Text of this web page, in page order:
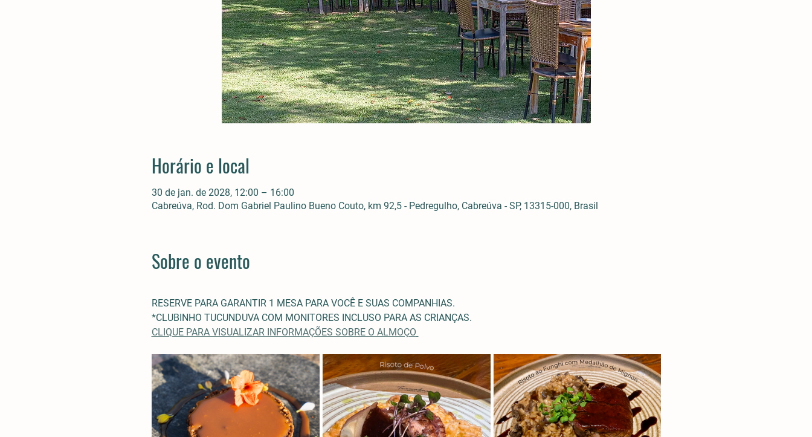
Horário e local
30 de jan. de 2028, 12:00 – 16:00
Cabreúva, Rod. Dom Gabriel Paulino Bueno Couto, km 92,5 - Pedregulho, Cabreúva - SP, 13315-000, Brasil
Sobre o evento
RESERVE PARA GARANTIR 1 MESA PARA VOCÊ E SUAS COMPANHIAS.
*CLUBINHO TUCUNDUVA COM MONITORES INCLUSO PARA AS CRIANÇAS.
CLIQUE PARA VISUALIZAR INFORMAÇÕES SOBRE O ALMOÇO